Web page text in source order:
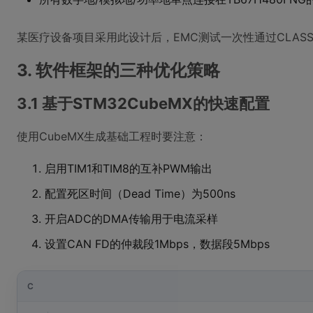
某医疗设备项目采用此设计后，EMC测试一次性通过
3. 软件框架的三种优化策略
3.1 基于STM32CubeMX的快速配置
使用CubeMX生成基础工程时要注意：
启用TIM1和TIM8的互补PWM输出
配置死区时间（Dead Time）为500ns
开启ADC的DMA传输用于电流采样
设置CAN FD的仲裁段1Mbps，数据段5Mbps
C